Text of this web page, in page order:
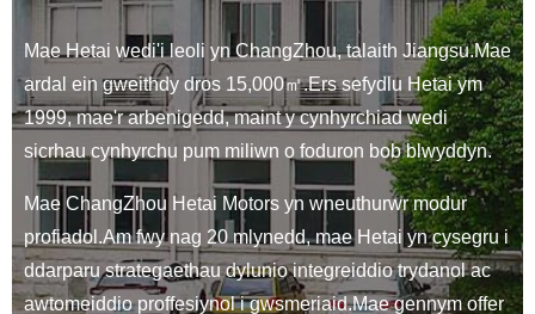
Mae Hetai wedi'i leoli yn ChangZhou, talaith Jiangsu.Mae
ardal ein gweithdy dros 15,000㎡.Ers sefydlu Hetai ym
1999, mae'r arbenigedd, maint y cynhyrchiad wedi
sicrhau cynhyrchu pum miliwn o foduron bob blwyddyn.
Mae ChangZhou Hetai Motors yn wneuthurwr modur
profiadol.Am fwy nag 20 mlynedd, mae Hetai yn cysegru i
ddarparu strategaethau dylunio integreiddio trydanol ac
awtomeiddio proffesiynol i gwsmeriaid.Mae gennym offer